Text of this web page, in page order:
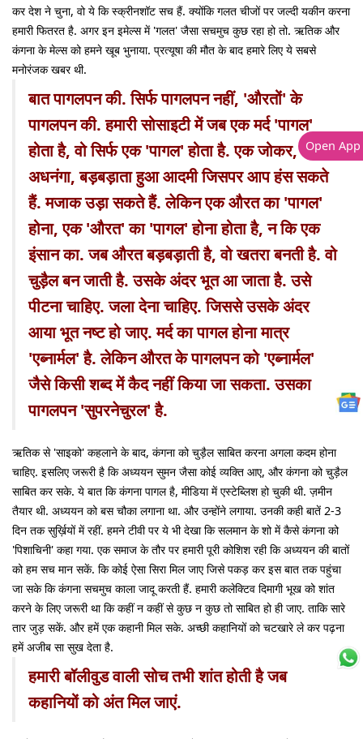
कर देश ने चुना, वो ये कि स्क्रीनशॉट सच हैं. क्योंकि गलत चीजों पर जल्दी यकीन करना
हमारी फितरत है. अगर इन इमेल्स में 'गलत' जैसा सचमुच कुछ रहा हो तो. ऋतिक और
कंगना के मेल्स को हमने खूब भुनाया. प्रत्यूषा की मौत के बाद हमारे लिए ये सबसे
मनोरंजक खबर थी.
बात पागलपन की. सिर्फ पागलपन नहीं, 'औरतों' के
पागलपन की. हमारी सोसाइटी में जब एक मर्द 'पागल'
होता है, वो सिर्फ एक 'पागल' होता है. एक जोकर, एक
अधनंगा, बड़बड़ाता हुआ आदमी जिसपर आप हंस सकते
हैं. मजाक उड़ा सकते हैं. लेकिन एक औरत का 'पागल'
होना, एक 'औरत' का 'पागल' होना होता है, न कि एक
इंसान का. जब औरत बड़बड़ाती है, वो खतरा बनती है. वो
चुड़ैल बन जाती है. उसके अंदर भूत आ जाता है. उसे
पीटना चाहिए. जला देना चाहिए. जिससे उसके अंदर
आया भूत नष्ट हो जाए. मर्द का पागल होना मात्र
'एब्नार्मल' है. लेकिन औरत के पागलपन को 'एब्नार्मल'
जैसे किसी शब्द में कैद नहीं किया जा सकता. उसका
पागलपन 'सुपरनेचुरल' है.
ऋतिक से 'साइको' कहलाने के बाद, कंगना को चुड़ैल साबित करना अगला कदम होना
चाहिए. इसलिए जरूरी है कि अध्ययन सुमन जैसा कोई व्यक्ति आए, और कंगना को चुड़ैल
साबित कर सके. ये बात कि कंगना पागल है, मीडिया में एस्टेब्लिश हो चुकी थी. ज़मीन
तैयार थी. अध्ययन को बस चौका लगाना था. और उन्होंने लगाया. उनकी कही बातें 2-3
दिन तक सुर्ख़ियों में रहीं. हमने टीवी पर ये भी देखा कि सलमान के शो में कैसे कंगना को
'पिशाचिनी' कहा गया. एक समाज के तौर पर हमारी पूरी कोशिश रही कि अध्ययन की बातों
को हम सच मान सकें. कि कोई ऐसा सिरा मिल जाए जिसे पकड़ कर इस बात तक पहुंचा
जा सके कि कंगना सचमुच काला जादू करती हैं. हमारी कलेक्टिव दिमागी भूख को शांत
करने के लिए जरूरी था कि कहीं न कहीं से कुछ न कुछ तो साबित हो ही जाए. ताकि सारे
तार जुड़ सकें. और हमें एक कहानी मिल सके. अच्छी कहानियों को चटखारे ले कर पढ़ना
हमें अजीब सा सुख देता है.
हमारी बॉलीवुड वाली सोच तभी शांत होती है जब
कहानियों को अंत मिल जाएं.
Open App